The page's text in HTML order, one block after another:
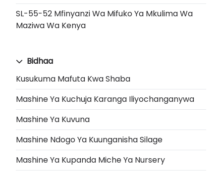
SL-55-52 Mfinyanzi Wa Mifuko Ya Mkulima Wa
Maziwa Wa Kenya
Bidhaa
Kusukuma Mafuta Kwa Shaba
Mashine Ya Kuchuja Karanga Iliyochanganywa
Mashine Ya Kuvuna
Mashine Ndogo Ya Kuunganisha Silage
Mashine Ya Kupanda Miche Ya Nursery